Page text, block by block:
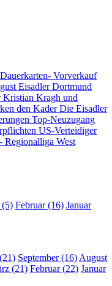
Vorverkauf
Eisadler Dortmund
Kristian Kragh und
den KaderDie Eisadler
Top-Neuzugang
US-Verteidiger
Regionalliga West
(5) Februar (16) Januar
September (16)August
(21) Februar (22) Januar